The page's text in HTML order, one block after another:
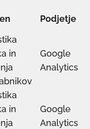
Podjetje
in
Google
Analytics
in
Google
Analytics